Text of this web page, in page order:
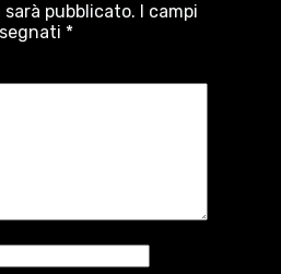
pubblicato. I campi
*